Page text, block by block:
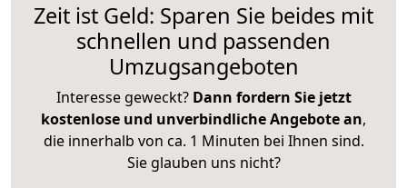
Zeit ist Geld: Sparen Sie beides mit
schnellen und passenden
Umzugsangeboten
Interesse geweckt? Dann fordern Sie jetzt
kostenlose und unverbindliche Angebote an,
die innerhalb von ca. 1 Minuten bei Ihnen sind.
Sie glauben uns nicht?